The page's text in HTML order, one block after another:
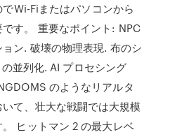
Wi-Fiまたはパソコンから
す。 重要なポイント: NPC
ン. 破壊の物理表現. 布のシ
並列化. AI プロセシング
のようなリアルタ
て、壮大な戦闘では大規模
ヒットマン 2 の最大レベ